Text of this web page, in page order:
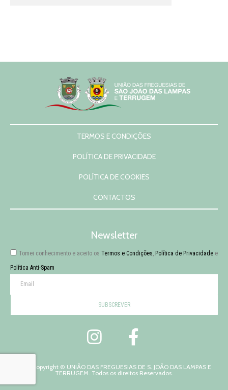
TERMOS E CONDIÇÕES
POLÍTICA DE PRIVACIDADE
POLÍTICA DE COOKIES
CONTACTOS
Newsletter
Tomei conhecimento e aceito os Termos e Condições Política de Privacidade e
Política Anti-Spam
SUBSCREVER
2026 Copyright © UNIÃO DAS FREGUESIAS DE S. JOÃO DAS LAMPAS E
TERRUGEM. Todos os direitos Reservados.